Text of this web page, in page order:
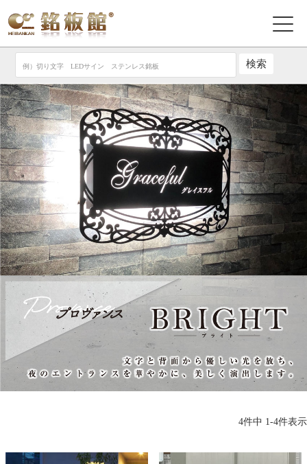
4件中 1-4件表示